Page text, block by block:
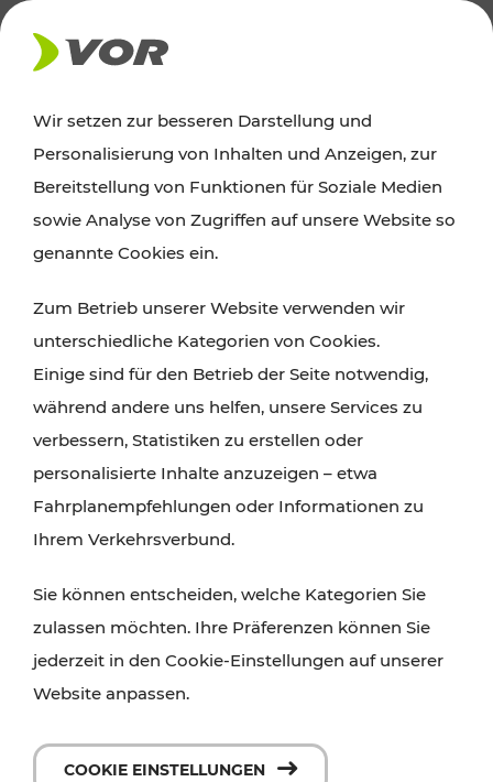
AKTUELLES
Ausflugstipps
Wien, Niederösterreich und das Burgenland
Wanderungen, Kultur und Gastronomie,
Radtouren oder purer Naturgenuss – viele
Attraktionen sind mit den Ticket- und Fahrplan-
Angeboten des VOR gut und schnell erreichbar.
Wir setzen zur besseren Darstellung und
Personalisierung von Inhalten und Anzeigen, zur
Bereitstellung von Funktionen für Soziale Medien
sowie Analyse von Zugriffen auf unsere Website so
genannte Cookies ein.
Zum Betrieb unserer Website verwenden wir
unterschiedliche Kategorien von Cookies.
Einige sind für den Betrieb der Seite notwendig,
während andere uns helfen, unsere Services zu
verbessern, Statistiken zu erstellen oder
personalisierte Inhalte anzuzeigen – etwa
Fahrplanempfehlungen oder Informationen zu
Ihrem Verkehrsverbund.
Sie können entscheiden, welche Kategorien Sie
zulassen möchten. Ihre Präferenzen können Sie
jederzeit in den Cookie-Einstellungen auf unserer
Website anpassen.
COOKIE EINSTELLUNGEN